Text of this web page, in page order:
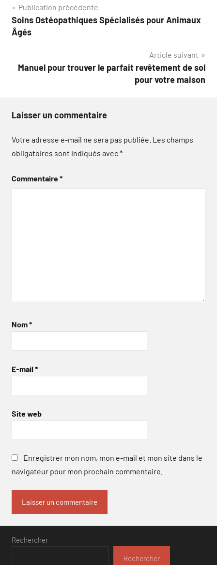
Navigation
de
Publication précédente
Soins Ostéopathiques Spécialisés pour Animaux
Âgés
Article suivant
Manuel pour trouver le parfait revêtement de sol
pour votre maison
Laisser un commentaire
Votre adresse e-mail ne sera pas publiée. Les champs
obligatoires sont indiqués avec*
Commentaire*
Nom*
E-mail *
Site web
Enregistrer mon nom, mon e-mail et mon site dans le
navigateur pour mon prochain commentaire.
Rechercher
Rechercher